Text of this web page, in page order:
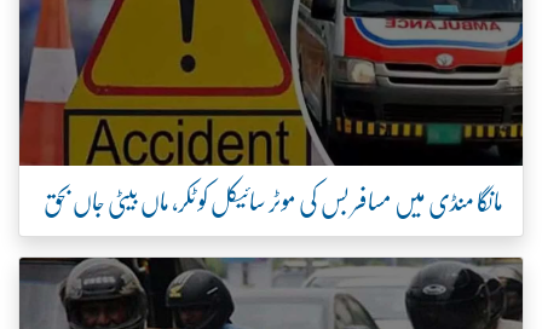
مانگا منڈی میں مسافر بس کی موٹر سائیکل کو ٹکر، ماں بیٹی جاں بحق